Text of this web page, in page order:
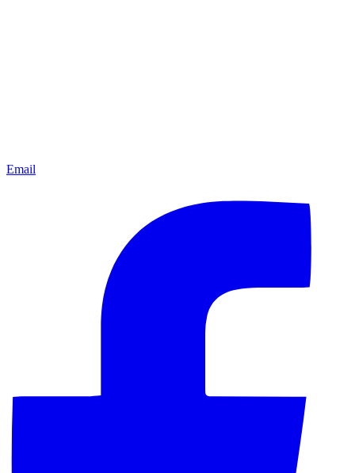
Email